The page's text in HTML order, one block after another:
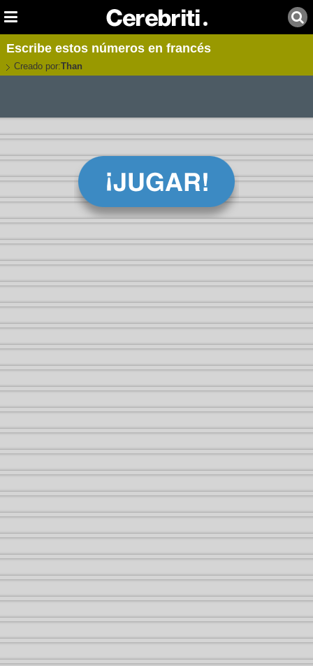
Escribe estos números en francés
Creado por:Than